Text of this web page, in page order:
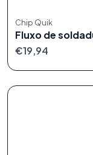
Chip Quik
Fluxo de
€19,94